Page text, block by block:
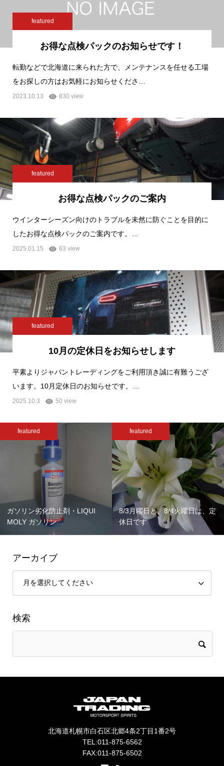
featured
お得な点検パックのお知らせです！
転勤などで北海道に来られた方で、メンテナンスを任せる工場
をお探しの方はお気軽にお知らせくださ…
2023.10.13 830 view
featured
お得な点検パックのご案内
ウインターシーズン向けのトラブルを未然に防ぐことを目的に
したお得な点検パックのご案内です。…
2025.01.15 63 view
featured
10月の定休日をお知らせします
平素よりジャパントレーディングをご利用頂き誠に有難うござ
います。10月定休日のお知らせです。…
2025.10.3 50 view
featured
ガソリン劣化防止剤・LIQUI
MOLY ガソリン…
featured
8/3月曜日と、8/4火曜日は、定
休日です
アーカイブ
検索
北海道札幌市白石区北郷4条2丁目1番2号
TEL:011-875-6562
FAX:011-875-6502